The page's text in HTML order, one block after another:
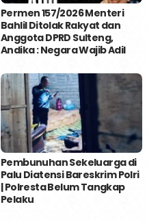
Permen 157/2026 Menteri
Bahlil Ditolak Rakyat dan
Anggota DPRD Sulteng,
Andika : Negara Wajib Adil
Pembunuhan Sekeluarga di
Palu Diatensi Bareskrim Polri
| Polresta Belum Tangkap
Pelaku